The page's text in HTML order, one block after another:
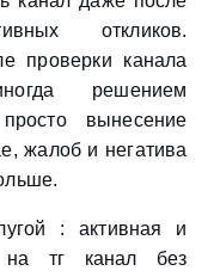
откликов.
проверки канала
решением
вынесение
жалоб и негатива
: активная и
на тг канал без